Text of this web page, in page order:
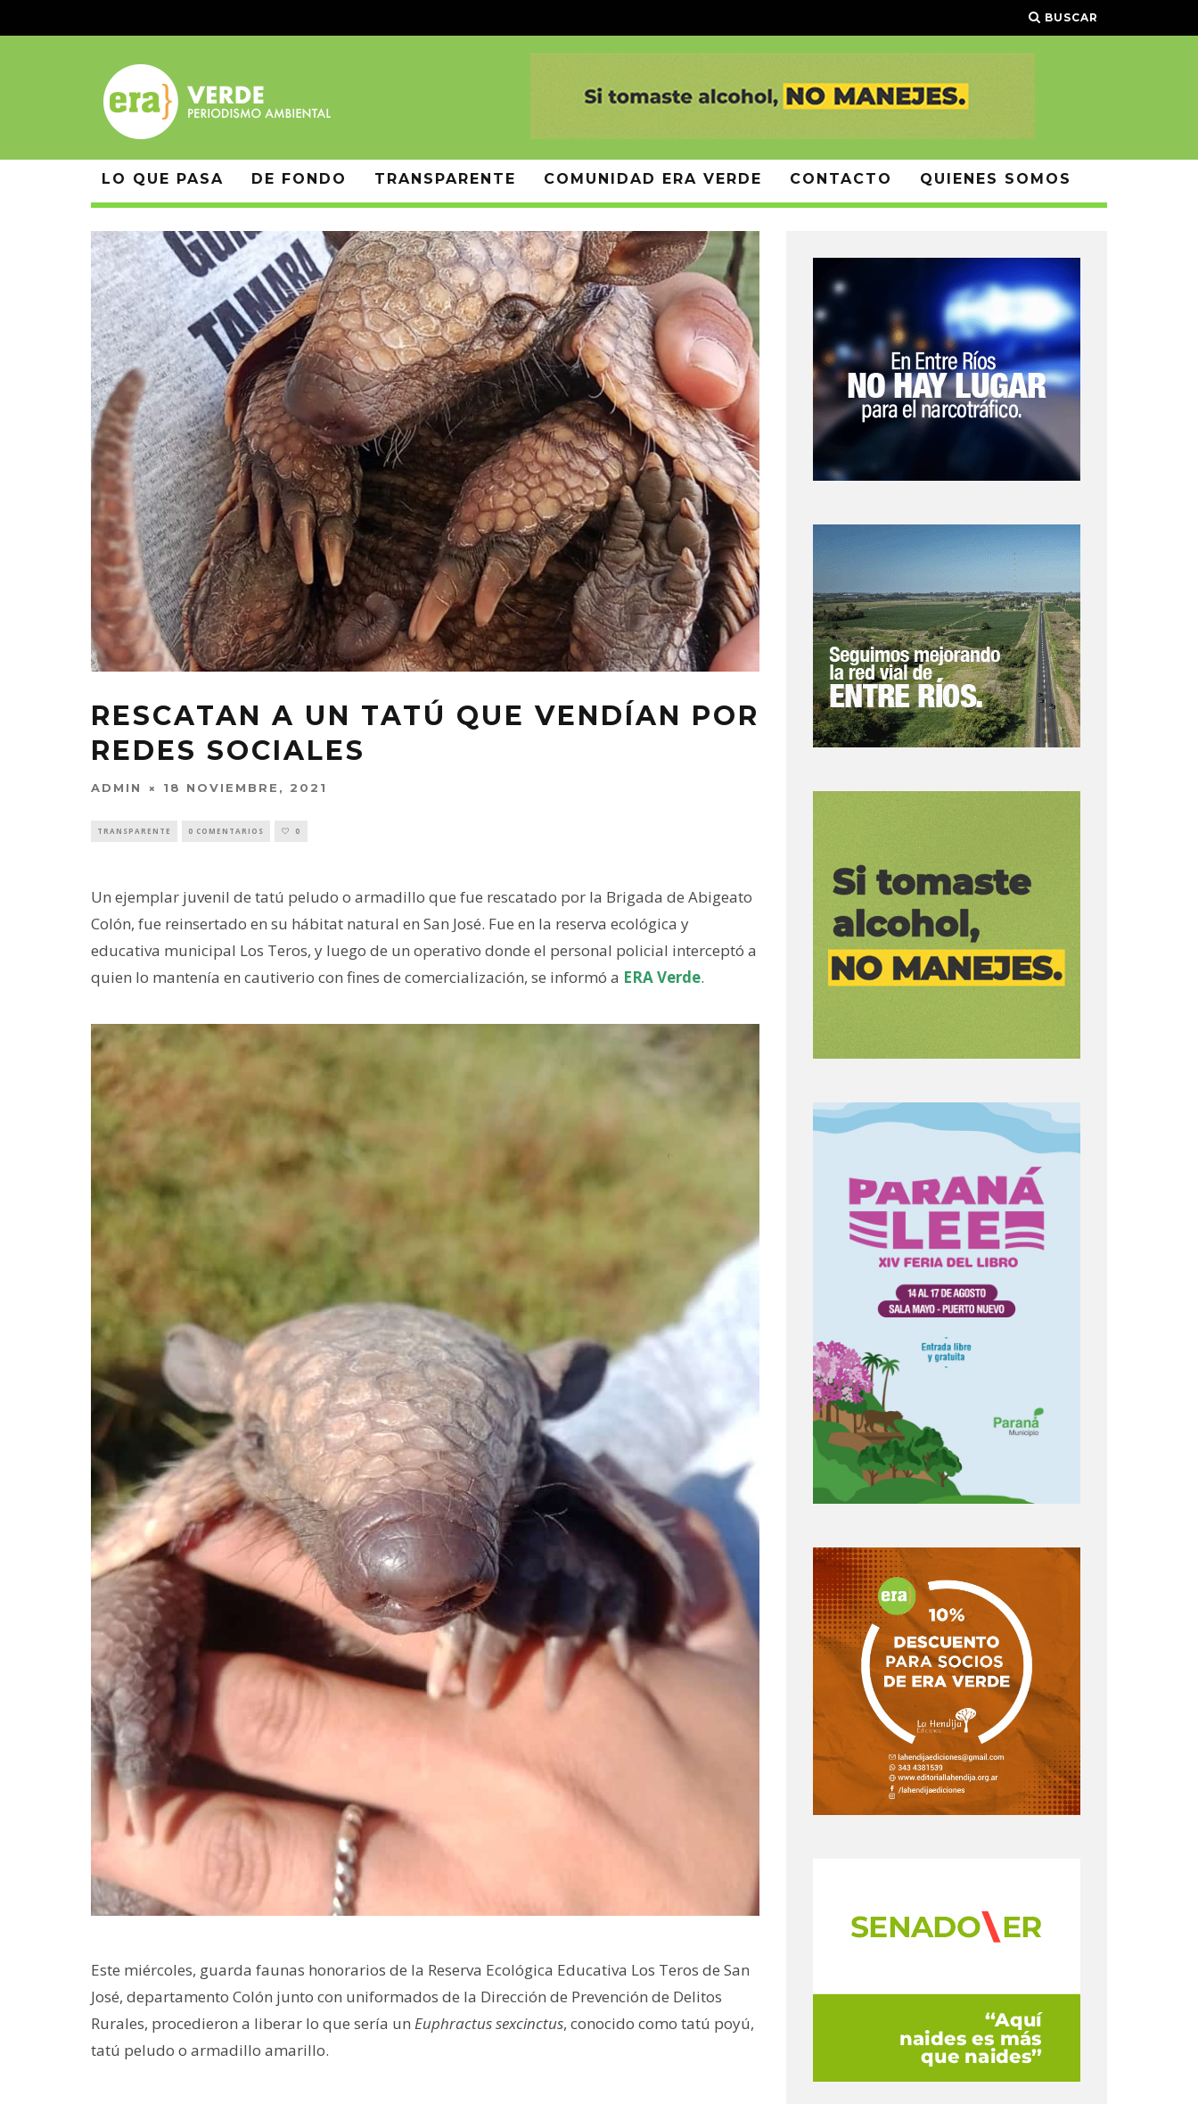
BUSCAR
LO QUE PASA DE FONDO TRANSPARENTE COMUNIDAD ERA VERDE CONTACTO QUIENES SOMOS
RESCATAN A UN TATÚ QUE VENDÍAN POR
REDES SOCIALES
ADMIN 18 NOVIEMBRE, 2021
TRANSPARENTE 0 COMENTARIOS 0
Un ejemplar juvenil de tatú peludo o armadillo que fue rescatado por la Brigada de Abigeato
Colón, fue reinsertado en su hábitat natural en San José. Fue en la reserva ecológica y
educativa municipal Los Teros, y luego de un operativo donde el personal policial interceptó a
quien lo mantenía en cautiverio con fines de comercialización, se informó a ERA Verde.
Este miércoles, guarda faunas honorarios de la Reserva Ecológica Educativa Los Teros de San
José, departamento Colón junto con uniformados de la Dirección de Prevención de Delitos
Rurales, procedieron a liberar lo que sería un Euphractus sexcinctus, conocido como tatú poyú,
tatú peludo o armadillo amarillo.